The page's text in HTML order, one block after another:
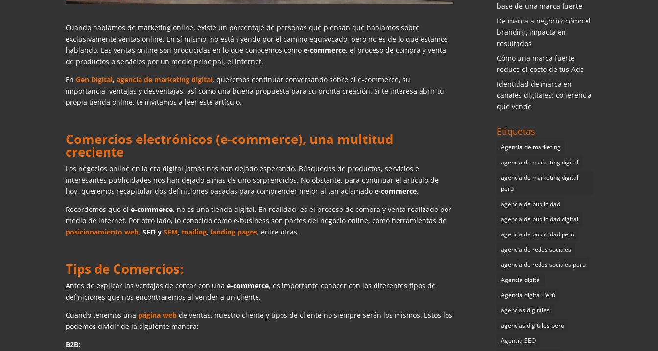
Cuando hablamos de marketing online, existe un porcentaje de personas que piensan que hablamos sobre
exclusivamente ventas online. En sí mismo, no están yendo por el camino equivocado, pero no es de lo que estamos
hablando. Las ventas online son producidas en lo que conocemos comoe-commerce, el proceso de compra y venta
de productos o servicios por un medio principal, el internet.
EnGen Digital,agencia de marketing digital, queremos continuar conversando sobre el e-commerce, su
importancia, ventajas y desventajas, así como una buena propuesta para su pronta creación. Si te interesa abrir tu
propia tienda online, te invitamos a leer este artículo.
Comercios electrónicos (e-commerce), una multitud
creciente
Los negocios online en la era digital jamás nos han dejado esperando. Búsquedas de productos, servicios e
interesantes publicidades nos han dejado a mas de uno sorprendidos. No obstante, para continuar el artículo de
hoy, queremos recapitular dos definiciones pasadas para comprender mejor al tan aclamadoe-commerce.
Recordemos que ele-commerce, no es una tienda digital. En realidad, es el proceso de compra y venta realizado por
medio de internet. Por otro lado, lo conocido como e-business son partes del negocio online, como herramientas de
posicionamiento web,SEO ySEM, mailing, landing pages, entre otras.
Tips de Comercios:
Antes de explicar las ventajas de contar con unae-commerce, es importante conocer con los diferentes tipos de
definiciones que nos encontraremos al vender a un cliente.
Cuando tenemos una página web de ventas, nuestro cliente y tipos de cliente no siempre serán los mismos. Estos los
podemos dividir de la siguiente manera:
B2B:
base de una marca fuerte
De marca a negocio: cómo el
branding impacta en
resultados
Cómo una marca fuerte
reduce el costo de tus Ads
Identidad de marca en
canales digitales: coherencia
que vende
Etiquetas
Agencia de marketing
agencia de marketing digital
agencia de marketing digital
peru
agencia de publicidad
agencia de publicidad digital
agencia de publicidad perú
agencia de redes sociales
agencia de redes sociales peru
Agencia digital
Agencia digital Perú
agencias digitales
agencias digitales peru
Agencia SEO